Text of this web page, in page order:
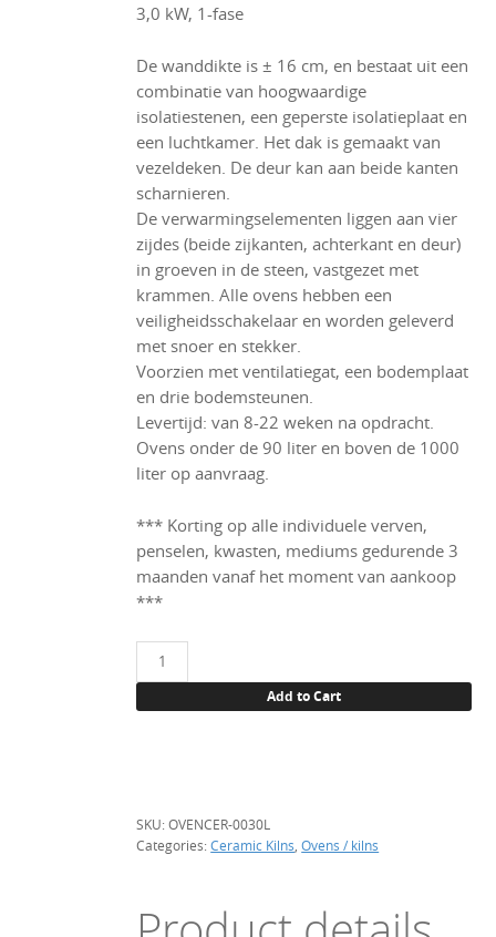
3,0 kW, 1-fase
De wanddikte is ± 16 cm, en bestaat uit een
combinatie van hoogwaardige
isolatiestenen, een geperste isolatieplaat en
een luchtkamer. Het dak is gemaakt van
vezeldeken. De deur kan aan beide kanten
scharnieren.
De verwarmingselementen liggen aan vier
zijdes (beide zijkanten, achterkant en deur)
in groeven in de steen, vastgezet met
krammen. Alle ovens hebben een
veiligheidsschakelaar en worden geleverd
met snoer en stekker.
Voorzien met ventilatiegat, een bodemplaat
en drie bodemsteunen.
Levertijd: van 8-22 weken na opdracht.
Ovens onder de 90 liter en boven de 1000
liter op aanvraag.
*** Korting op alle individuele verven,
penselen, kwasten, mediums gedurende 3
maanden vanaf het moment van aankoop
***
Toma
Keramiek
Add to Cart
SKU:OVENCER-0030L
Categories:Ceramic Kilns,Ovens / kilns